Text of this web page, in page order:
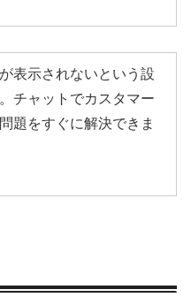
表示されないという設
チャットでカスタマー
題をすぐに解決できま